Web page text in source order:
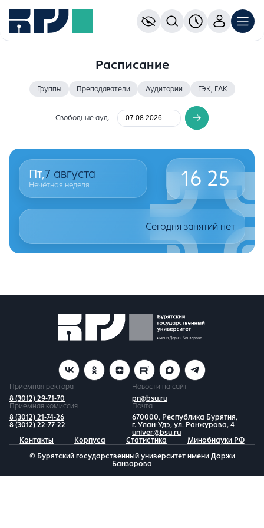
Расписание
Группы Преподаватели Аудитории ГЭК, ГАК
Свободные ауд.
Пт,7 августа
Нечётная неделя 16 25
Сегодня занятий нет
Приемная ректора
8 (3012) 29-71-70
Новости на сайт
pr@bsu.ru
Приемная комиссия
8 (3012) 21-74-26
8 (3012) 22-77-22
Почта
670000, Республика Бурятия,
г. Улан-Удэ, ул. Ранжурова, 4
univer@bsu.ru
Контакты
Корпуса Статистика Минобнауки РФ
© Бурятский государственный университет имени Доржи
Банзарова